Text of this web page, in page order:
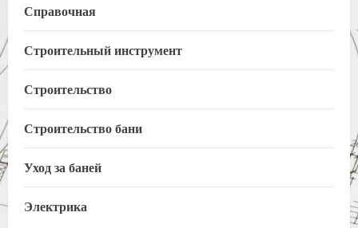
Справочная
Строительный инструмент
Строительство
Строительство бани
Уход за баней
Электрика